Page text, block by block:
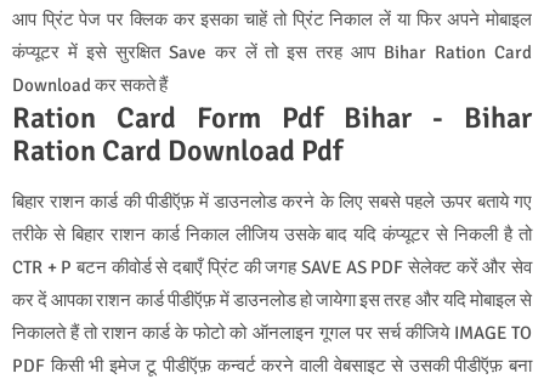
आप प्रिंट पेज पर क्लिक कर इसका चाहें तो प्रिंट निकाल लें या फिर अपने मोबाइल
कंप्यूटर में इसे सुरक्षित Save कर लें तो इस तरह आप Bihar Ration Card
Download कर सकते हैं
Ration Card Form Pdf Bihar - Bihar
Ration Card Download Pdf
बिहार राशन कार्ड की पीडीऍफ़ में डाउनलोड करने के लिए सबसे पहले ऊपर बताये गए
तरीके से बिहार राशन कार्ड निकाल लीजिय उसके बाद यदि कंप्यूटर से निकली है तो
CTR + P बटन कीवोर्ड से दबाएँ प्रिंट की जगह SAVE AS PDF सेलेक्ट करें और सेव
कर दें आपका राशन कार्ड पीडीऍफ़ में डाउनलोड हो जायेगा इस तरह और यदि मोबाइल से
निकालते हैं तो राशन कार्ड के फोटो को ऑनलाइन गूगल पर सर्च कीजिये IMAGE TO
PDF किसी भी इमेज टू पीडीऍफ़ कन्वर्ट करने वाली वेबसाइट से उसकी पीडीऍफ़ बना